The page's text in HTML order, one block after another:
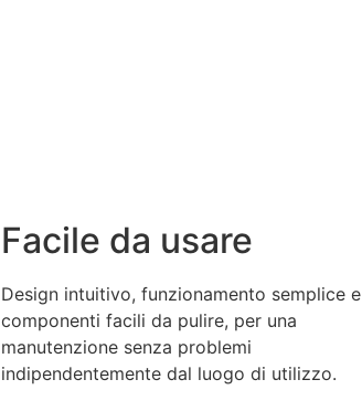
Facile da usare
Design intuitivo, funzionamento semplice e
componenti facili da pulire, per una
manutenzione senza problemi
indipendentemente dal luogo di utilizzo.